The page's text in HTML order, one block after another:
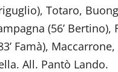
Totaro,
(56’
Famà),
All. Pantò Lando.